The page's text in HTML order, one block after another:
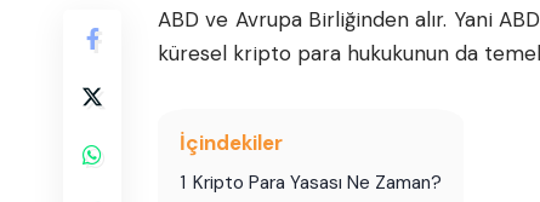
ABD ve Avrupa Birliğinden alır. Yani
küresel kripto para hukukunun da
İçindekiler
1 Kripto Para Yasası Ne Zaman?